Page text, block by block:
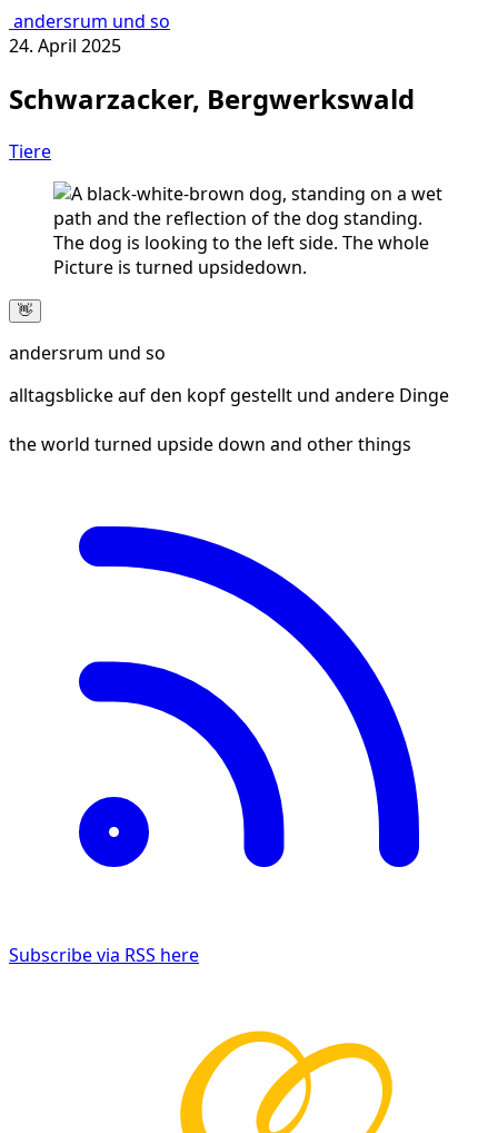
andersrum und so
24. April 2025
Schwarzacker, Bergwerkswald
Tiere
👋
andersrum und so
alltagsblicke auf den kopf gestellt und andere Dinge
the world turned upside down and other things
Subscribe via RSS here